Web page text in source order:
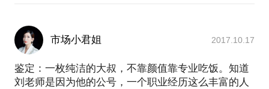
市场小君姐 2017.10.17
鉴定：一枚纯洁的大叔，不靠颜值靠专业吃饭。知道
刘老师是因为他的公号，一个职业经历这么丰富的人